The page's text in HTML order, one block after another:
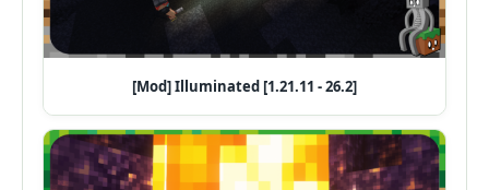
[Mod] Illuminated [1.21.11 - 26.2]